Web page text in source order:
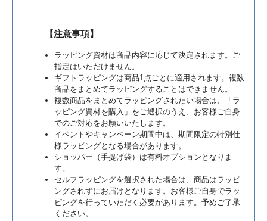
【注意事項】
ラッピング資材は商品内容に応じて決定されます。ご
指定はいただけません。
ギフトラッピングは商品1点ごとに適用されます。複数
商品をまとめてラッピングすることはできません。
複数商品をまとめてラッピングされたい場合は、「ラ
ッピング資材を購入」をご選択のうえ、お客様ご自身
でのご対応をお願いいたします。
イベントやキャンペーン期間中は、期間限定の特別仕
様ラッピングとなる場合があります。
ショッパー（手提げ袋）は有料オプションとなりま
す。
セルフラッピングを選択された場合は、商品はラッピ
ングされずにお届けとなります。お客様ご自身でラッ
ピングを行っていただく必要があります。予めご了承
ください。